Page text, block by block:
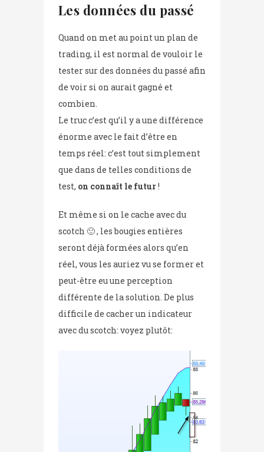
Les données du passé
Quand on met au point un plan de
trading, il est normal de vouloir le
tester sur des données du passé afin
de voir si on aurait gagné et
combien.
Le truc c’est qu’il y a une différence
énorme avec le fait d’être en
temps réel: c’est tout simplement
que dans de telles conditions de
test, on connaît le futur!
Et même si on le cache avec du
scotch 🙂 , les bougies entières
seront déjà formées alors qu’en
réel, vous les auriez vu se former et
peut-être eu une perception
différente de la solution. De plus
difficile de cacher un indicateur
avec du scotch: voyez plutôt: